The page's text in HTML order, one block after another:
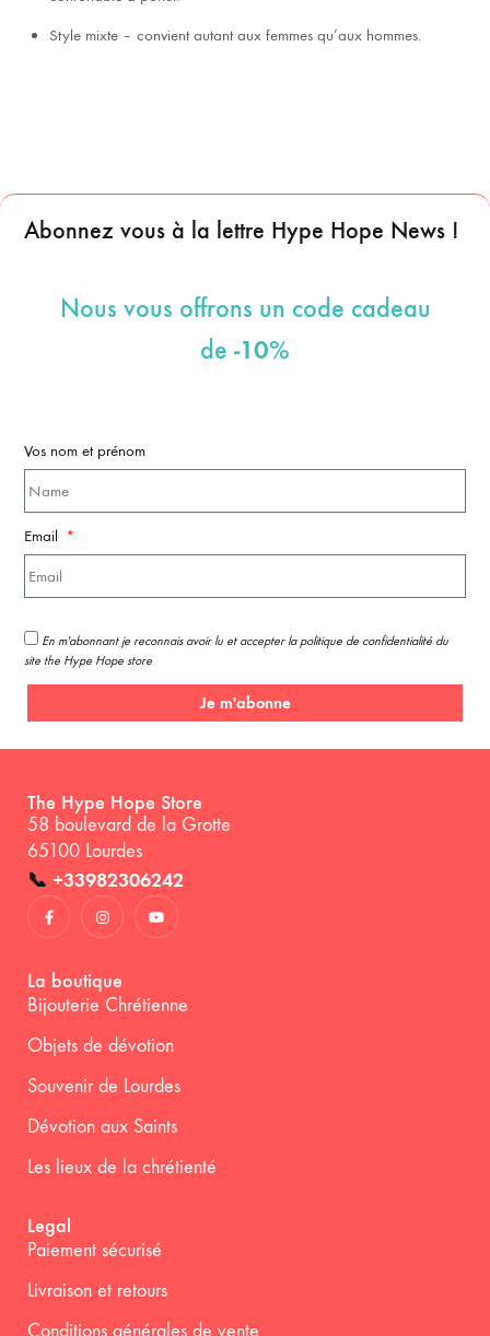
Style mixte – convient autant aux femmes qu’aux hommes.
Abonnez vous à la lettre Hype Hope News !
Nous vous offrons un code cadeau
de -10%
Vos nom et prénom
Email
En m'abonnant je reconnais avoir lu et accepter la politique de confidentialité du
site the Hype Hope store
Je m'abonne
The Hype Hope Store
58 boulevard de la Grotte
65100 Lourdes
📞 +33982306242
La boutique
Bijouterie Chrétienne
Objets de dévotion
Souvenir de Lourdes
Dévotion aux Saints
Les lieux de la chrétienté
Legal
Paiement sécurisé
Livraison et retours